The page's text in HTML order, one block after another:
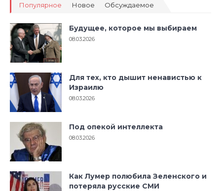
Популярное Новое Обсуждаемое
Будущее, которое мы выбираем
08.03.2026
Для тех, кто дышит ненавистью к
Израилю
08.03.2026
Под опекой интеллекта
08.03.2026
Как Лумер полюбила Зеленского и
потеряла русские СМИ